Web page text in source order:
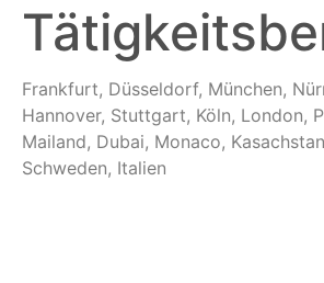
Frankfurt, Düsseldorf, München,
Hannover, Stuttgart, Köln, London,
Mailand, Dubai, Monaco,
Schweden, Italien